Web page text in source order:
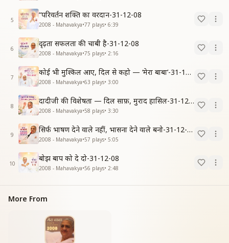
5
“परिवर्तन शक्ति का वरदान-31-12-08
2008 - Mahavakya•77 plays• 6:39
6
दृढ़ता सफलता की चाबी है-31-12-08
2008 - Mahavakya•75 plays• 2:16
7
कोई भी मुश्किल आए, दिल से कहो — ‘मेरा बाबा’-31-12-08
2008 - Mahavakya•63 plays• 3:00
8
दादीजी की विशेषता — दिल साफ़, मुराद हासिल-31-12-08
2008 - Mahavakya•58 plays• 3:30
9
सिर्फ भाषण देने वाले नहीं, भासना देने वाले बनो-31-12-08
2008 - Mahavakya•57 plays• 5:05
10
बोझ बाप को दे दो-31-12-08
2008 - Mahavakya•56 plays• 2:48
More From